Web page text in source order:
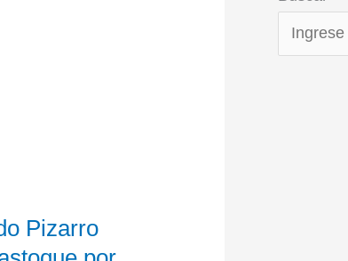
Pizarro